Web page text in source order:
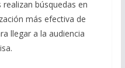
búsquedas en
más efectiva de
llegar a la audiencia